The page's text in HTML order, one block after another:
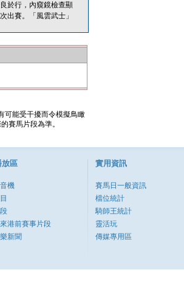
於行，內窺鏡檢查顯
出賽。「風雲武士」
可能受干擾而令模擬鳥瞰
賽馬片段為準。
放區
機
港前賽事片段
新聞
實用資訊
賽馬日一般資訊
檔位統計
騎師王統計
靈活玩
傳媒專用區